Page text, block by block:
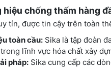
hiệu chống thấm hàng
tín, được tin cậy trên toàn
toàn cầu: Sika là tập đoàn
lĩnh vực hóa chất xây
pháp: Sika cung cấp các